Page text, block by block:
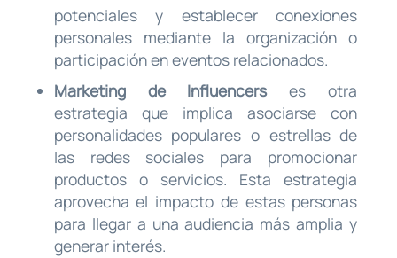
potenciales y establecer conexiones
personales mediante la organización o
participación en eventos relacionados.
Marketing de Influencerses otra
estrategia que implica asociarse con
personalidades populares o estrellas de
las redes sociales para promocionar
productos o servicios. Esta estrategia
aprovecha el impacto de estas personas
para llegar a una audiencia más amplia y
generar interés.